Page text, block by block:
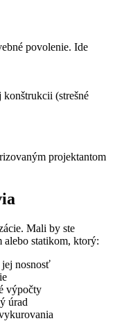
povolenie. Ide
(strešné
projektantom
Mali by ste
alebo statikom, ktorý:
nosnosť
výpočty
úrad